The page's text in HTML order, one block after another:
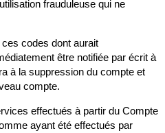
frauduleuse qui ne
codes dont aurait
être notifiée par écrit à
à la suppression du compte et
compte.
effectués à partir du Compte
ayant été effectués par